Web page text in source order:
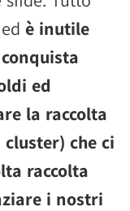
è inutile
ed
la raccolta
che ci
raccolta
i nostri